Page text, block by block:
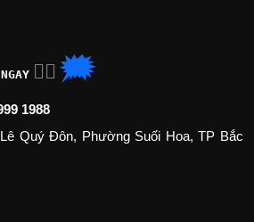
👉🏽 🗯
1988
Quý Đôn, Phường Suối Hoa, TP Bắc